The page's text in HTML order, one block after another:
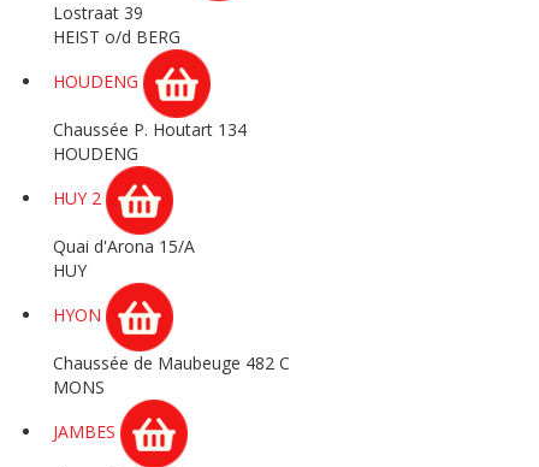
Lostraat 39
HEIST o/d BERG
HOUDENG
Chaussée P. Houtart 134
HOUDENG
HUY 2
Quai d'Arona 15/A
HUY
HYON
Chaussée de Maubeuge 482 C
MONS
JAMBES